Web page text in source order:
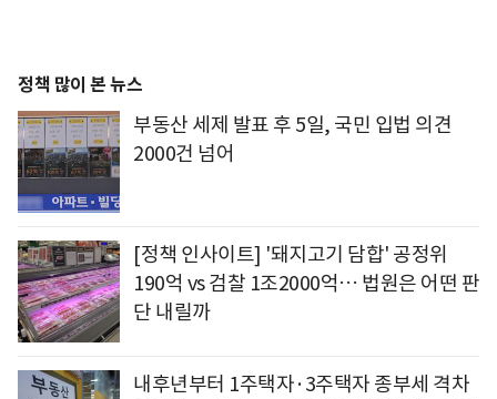
정책 많이 본 뉴스
부동산 세제 발표 후 5일, 국민 입법 의견
2000건 넘어
[정책 인사이트] '돼지고기 담합' 공정위
190억 vs 검찰 1조2000억… 법원은 어떤 판
단 내릴까
내후년부터 1주택자·3주택자 종부세 격차